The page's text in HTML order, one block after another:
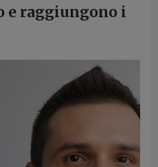
e raggiungono i